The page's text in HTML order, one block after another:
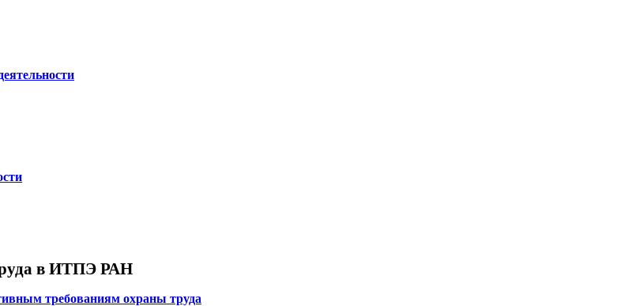
в ИТПЭ РАН
требованиям охраны труда